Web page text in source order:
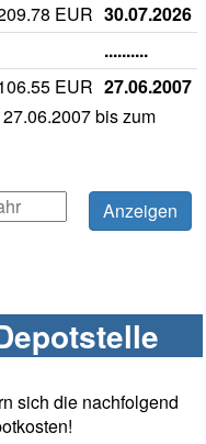
EUR 30.07.2026
..........
EUR 27.06.2007
bis zum
sich die nachfolgend